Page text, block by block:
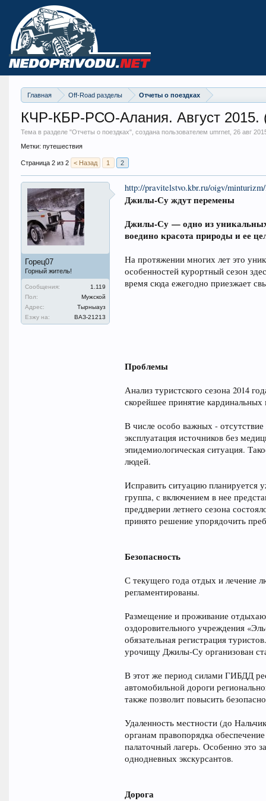
Главная Off-Road разделы Отчеты о поездках
КЧР-КБР-РСО-Алания. Август 2015.
Тема в разделе "Отчеты о поездках", создана пользователем umrnet, 26 авг
Метки: путешествия
Страница 2 из 2 < Назад 1 2
Горец07
Горный житель!
Сообщения:
1.119
Пол:
Мужской
Адрес:
Тырныауз
Езжу на:
ВАЗ-21213
http://pravitelstvo.kbr.ru/oigv/
Джилы-Су ждут перемены
Джилы-Су — одно из уникальных
воедино красота природы и ее
На протяжении многих лет это
особенностей курортный сезон
время сюда ежегодно приезжает
Проблемы
Анализ туристского сезона 2014
скорейшее принятие
В числе особо важных -
эксплуатация источников без
эпидемиологическая ситуация.
людей.
Исправить ситуацию планируется
группа, с включением в нее
преддверии летнего сезона
принято решение упорядочить
Безопасность
С текущего года отдых и лечение
регламентированы.
Размещение и проживание
оздоровительного учреждения
обязательная регистрация
урочищу Джилы-Су организован
В этот же период силами ГИБДД
автомобильной дороги
также позволит повысить
Удаленность местности (до
органам правопорядка
палаточный лагерь. Особенно это
однодневных экскурсантов.
Дорога